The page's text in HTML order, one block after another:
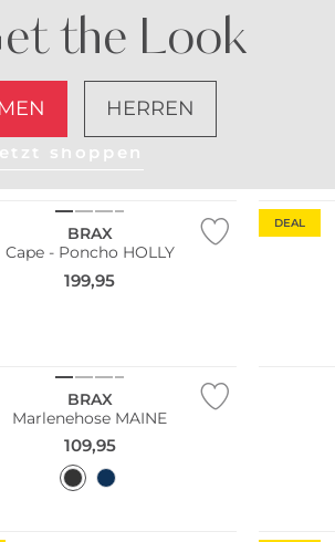
the Look
HERREN
shoppen
BRAX
Cape - Poncho HOLLY
199,95
DEAL
BRAX
Marlenehose MAINE
109,95